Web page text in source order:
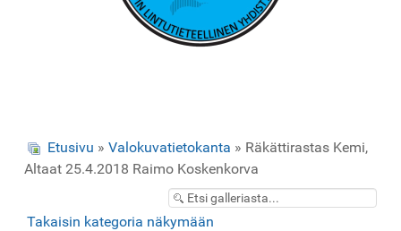
Etusivu » Valokuvatietokanta » Räkättirastas Kemi,
Altaat 25.4.2018 Raimo Koskenkorva
Takaisin kategoria näkymään